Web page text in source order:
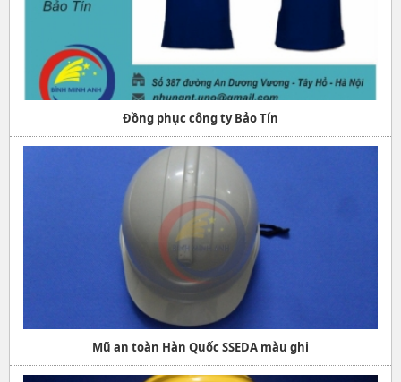
Đồng phục công ty Bảo Tín
Mũ an toàn Hàn Quốc SSEDA màu ghi